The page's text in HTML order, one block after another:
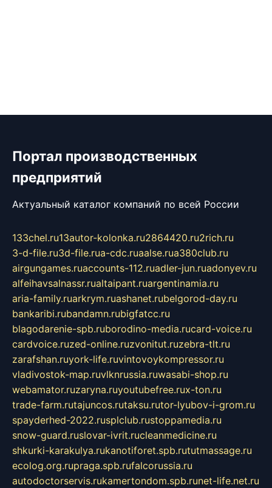
Портал производственных
предприятий
Актуальный каталог компаний по всей России
133chel.ru13autor-kolonka.ru2864420.ru2rich.ru
3-d-file.ru3d-file.rua-cdc.ruaalse.rua380club.ru
airgungames.ruaccounts-112.ruadler-jun.ruadonyev.ru
alfeihavsalnassr.rualtaipant.ruargentinamia.ru
aria-family.ruarkrym.ruashanet.rubelgorod-day.ru
bankaribi.rubandamn.rubigfatcc.ru
blagodarenie-spb.ruborodino-media.rucard-voice.ru
cardvoice.ruzed-online.ruzvonitut.ruzebra-tlt.ru
zarafshan.ruyork-life.ruvintovoykompressor.ru
vladivostok-map.ruvlknrussia.ruwasabi-shop.ru
webamator.ruzaryna.ruyoutubefree.rux-ton.ru
trade-farm.rutajuncos.rutaksu.rutor-lyubov-i-grom.ru
spayderhed-2022.rusplclub.rustoppamedia.ru
snow-guard.ruslovar-ivrit.rucleanmedicine.ru
shkurki-karakulya.rukanotiforet.spb.rututmassage.ru
ecolog.org.rupraga.spb.rufalcorussia.ru
autodoctorservis.rukamertondom.spb.runet-life.net.ru